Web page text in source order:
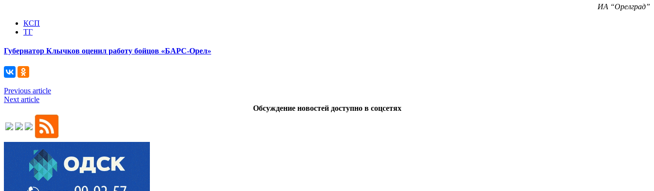
ИА “Орелград”
КСП
ТГ
Губернатор Клычков оценил работу бойцов «БАРС-Орел»
Previous article
Next article
Обсуждение новостей доступно в соцсетях